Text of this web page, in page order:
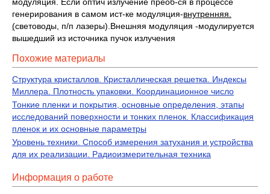
модуляция. Если оптич излучение преоб-ся в процессе
генерирования в самом ист-ке модуляция-внутренняя.
(световоды, п/п лазеры).Внешняя модуляция -модулируется
вышедший из источника пучок излучения
Похожие материалы
Структура кристаллов. Кристаллическая решетка. Индексы
Миллера. Плотность упаковки. Координационное число
Тонкие пленки и покрытия, основные определения, этапы
исследований поверхности и тонких пленок. Классификация
пленок и их основные параметры
Уровень техники. Способ измерения затухания и устройства
для их реализации. Радиоизмерительная техника
Информация о работе